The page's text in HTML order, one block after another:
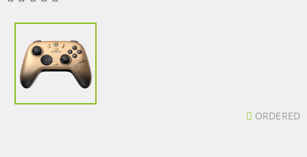
ORDERED